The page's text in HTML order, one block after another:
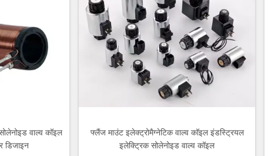
वाल्व कॉइल
डिजाइन
फ्लैंज माउंट इलेक्ट्रोमैग्नेटिक वाल्व कॉइल इंडस्ट्रियल
इलेक्ट्रिक सोलेनोइड वाल्व कॉइल